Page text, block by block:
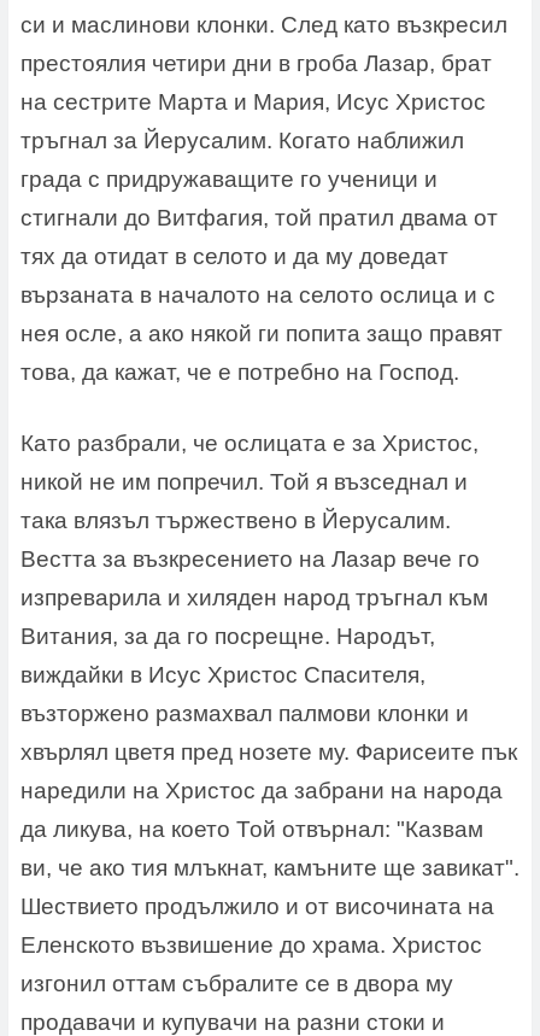
си и маслинови клонки. След като възкресил
престоялия четири дни в гроба Лазар, брат
на сестрите Марта и Мария, Исус Христос
тръгнал за Йерусалим. Когато наближил
града с придружаващите го ученици и
стигнали до Витфагия, той пратил двама от
тях да отидат в селото и да му доведат
вързаната в началото на селото ослица и с
нея осле, а ако някой ги попита защо правят
това, да кажат, че е потребно на Господ.
Като разбрали, че ослицата е за Христос,
никой не им попречил. Той я възседнал и
така влязъл тържествено в Йерусалим.
Вестта за възкресението на Лазар вече го
изпреварила и хиляден народ тръгнал към
Витания, за да го посрещне. Народът,
виждайки в Исус Христос Спасителя,
възторжено размахвал палмови клонки и
хвърлял цветя пред нозете му. Фарисеите пък
наредили на Христос да забрани на народа
да ликува, на което Той отвърнал: "Казвам
ви, че ако тия млъкнат, камъните ще завикат".
Шествието продължило и от височината на
Еленското възвишение до храма. Христос
изгонил оттам събралите се в двора му
продавачи и купувачи на разни стоки и